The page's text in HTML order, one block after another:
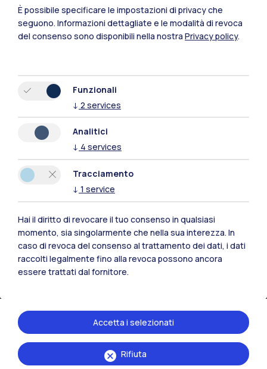
IT
Sedi
Milano Leonardo
Milano Bovisa
Lecco
Mantova
Piacenza
Naviga il sito
Risorse
È possibile specificare le impostazioni di privacy che
seguono. Informazioni dettagliate e le modalità di revoca
del consenso sono disponibili nella nostra Privacy policy.
Funzionali
↓ 2 services
Analitici
↓ 4 services
Tracciamento
↓ 1 service
Hai il diritto di revocare il tuo consenso in qualsiasi
momento, sia singolarmente che nella sua interezza. In
caso di revoca del consenso al trattamento dei dati, i dati
raccolti legalmente fino alla revoca possono ancora
essere trattati dal fornitore.
Rifiuta
Accetta i selezionati